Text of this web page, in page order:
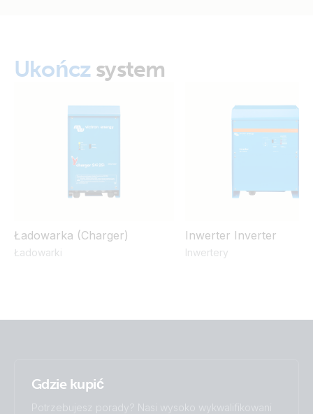
Ukończ system
Ładowarka (Charger)
Ładowarki
Inwerter Inverter
Inwertery
Gdzie kupić
Potrzebujesz porady? Nasi wysoko wykwalifikowani